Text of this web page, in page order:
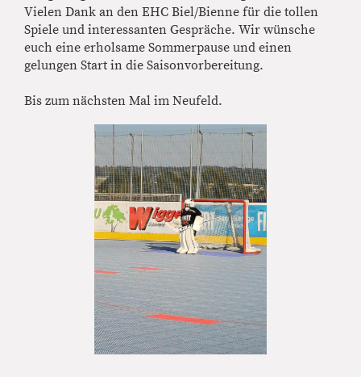
Vielen Dank an den EHC Biel/Bienne für die tollen
Spiele und interessanten Gespräche. Wir wünsche
euch eine erholsame Sommerpause und einen
gelungen Start in die Saisonvorbereitung.
Bis zum nächsten Mal im Neufeld.